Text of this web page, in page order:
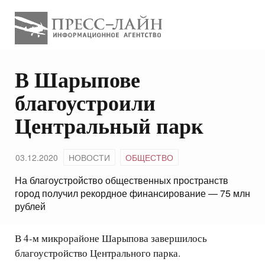
В Шарыпове
благоустроили
Центральный парк
03.12.2020 НОВОСТИ ОБЩЕСТВО
На благоустройство общественных пространств
город получил рекордное финансирование — 75 млн
рублей
В 4-м микрорайоне Шарыпова завершилось
благоустройство Центрального парка.